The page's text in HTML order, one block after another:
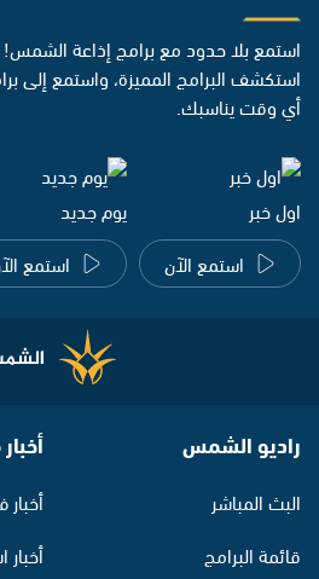
استمع بلا حدود مع برامج إذاعة الشمس!
استكشف البرامج المميزة، واستمع إلى
أي وقت يناسبك.
اول خبر
استمع الآن
يوم جديد
استمع
راديو الشمس
البث المباشر
قائمة البرامج
أخبار